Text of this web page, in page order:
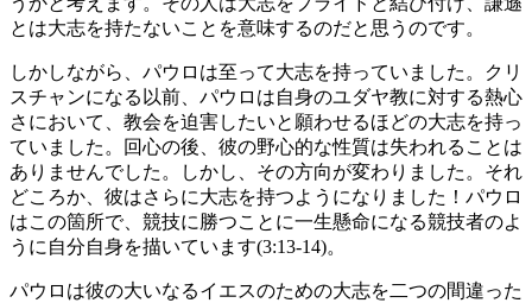
とは大志を持たないことを意味するのだと思うのです。
しかしながら、パウロは至って大志を持っていました。クリ
スチャンになる以前、パウロは自身のユダヤ教に対する熱心
さにおいて、教会を迫害したいと願わせるほどの大志を持っ
ていました。回心の後、彼の野心的な性質は失われることは
ありませんでした。しかし、その方向が変わりました。それ
どころか、彼はさらに大志を持つようになりました！パウロ
はこの箇所で、競技に勝つことに一生懸命になる競技者のよ
うに自分自身を描いています(3:13-14)。
パウロは彼の大いなるイエスのための大志を二つの間違った